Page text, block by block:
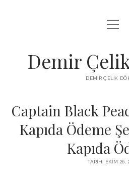
LISTE
ŞIFRESIZ INSTAGRAM
menüyü
aç
Demir
DEMIR ÇELIK
Captain Black
Kapıda Ödeme
Kapıda
TARIH: EKIM 26,